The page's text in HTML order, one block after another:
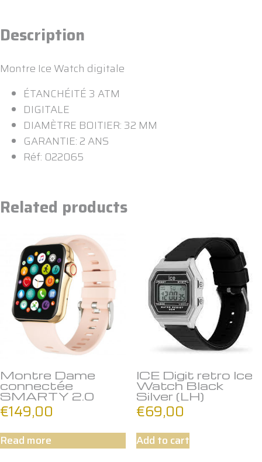
Description
Montre Ice Watch digitale
ÉTANCHÉITÉ 3 ATM
DIGITALE
DIAMÈTRE BOITIER: 32 MM
GARANTIE: 2 ANS
Réf: 022065
Related products
Montre Dame
connectée
SMARTY 2.0
€149,00
Read more
ICE Digit retro Ice
Watch Black
Silver (LH)
€69,00
Add to cart